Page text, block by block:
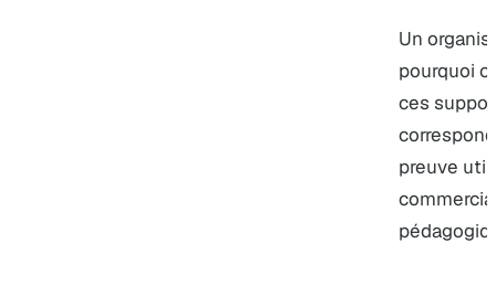
Un
pourquoi
ces
preuve